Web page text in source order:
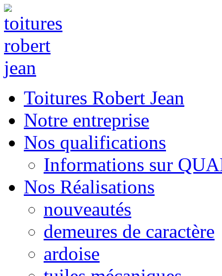
Toitures Robert Jean
Notre entreprise
Nos qualifications
Informations sur
Nos Réalisations
nouveautés
demeures de caractère
ardoise